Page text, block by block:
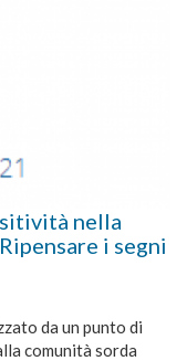
nella
i segni
da un punto di
comunità sorda